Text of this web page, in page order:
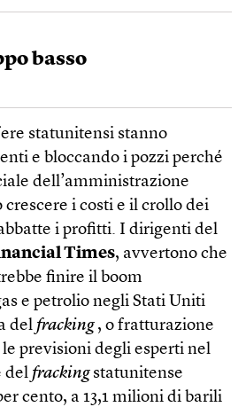
basso
statunitensi stanno
e bloccando i pozzi perché
dell’amministrazione
i costi e il crollo dei
i profitti. I dirigenti del
Times, avvertono che
finire il boom
e petrolio negli Stati Uniti
del fracking, o fratturazione
previsioni degli esperti nel
del frackingstatunitense
cento, a 13,1 milioni di barili